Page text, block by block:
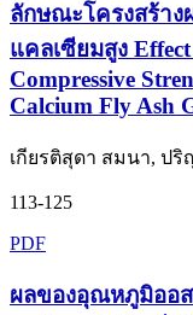
ลักษณะโครงสร้าง
แคลเซียมสูง
Compressive
Calcium Fly Ash
เกียรติสุดา สมนา, ป
113-125
PDF
ผลของอุณหภูมิออ